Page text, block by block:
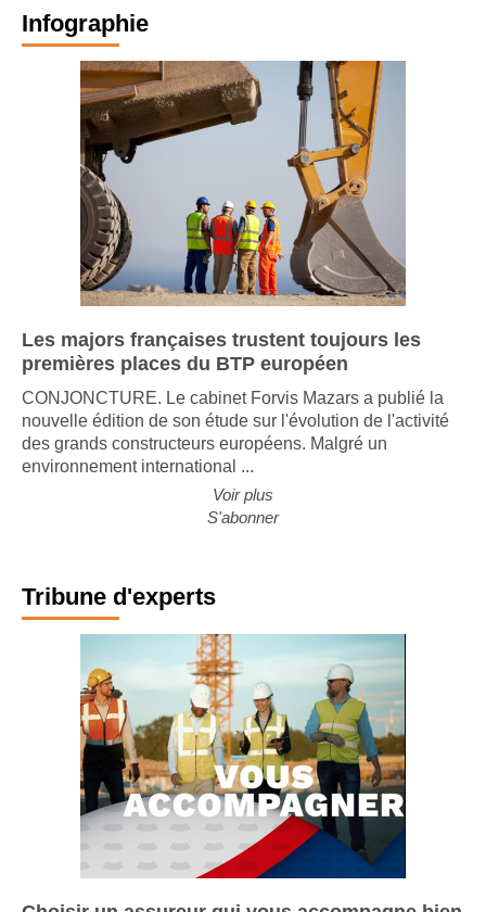
Infographie
Les majors françaises trustent toujours les
premières places du BTP européen
CONJONCTURE. Le cabinet Forvis Mazars a publié la
nouvelle édition de son étude sur l'évolution de l'activité
des grands constructeurs européens. Malgré un
Voir plus
Tribune d'experts